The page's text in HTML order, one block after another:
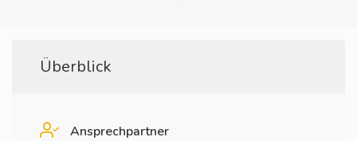
Überblick
Ansprechpartner